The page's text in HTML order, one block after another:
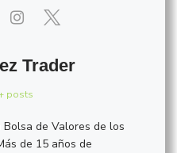
Trader
posts
de Valores de los
de 15 años de